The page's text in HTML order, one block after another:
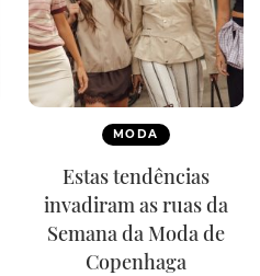
MODA
Estas tendências
invadiram as ruas da
Semana da Moda de
Copenhaga